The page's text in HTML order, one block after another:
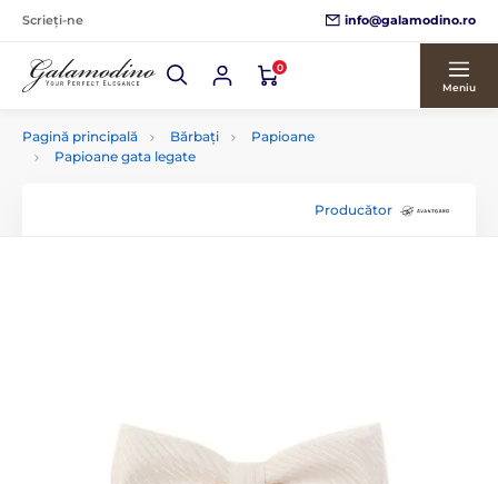
Scrieți-ne info@galamodino.ro
0
Meniu
Pagină principală Bărbați
Papioane
Papioane gata legate
Producător